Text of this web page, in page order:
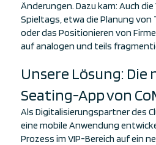
Änderungen. Dazu kam: Auch
Spieltags, etwa die Planung
oder das Positionieren von
auf analogen und teils
Unsere Lösung: Die
Seating-App von
Als Digitalisierungspartner des
eine mobile Anwendung
Prozess im VIP-Bereich auf ein